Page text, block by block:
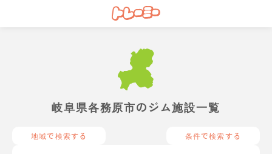
岐阜県各務原市のジム施設一覧
地域で検索する 条件で検索する